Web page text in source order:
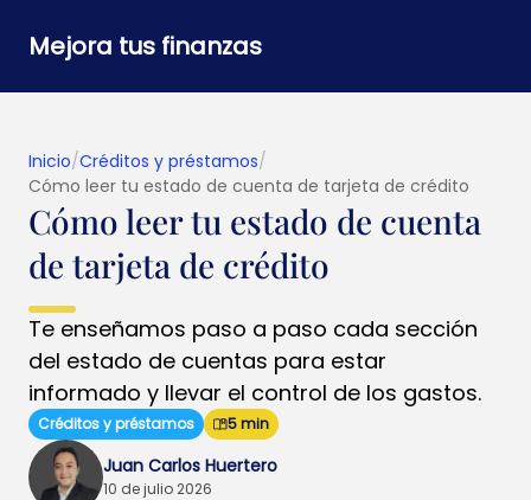
Mejora tus finanzas
Inicio/Créditos y préstamos/
Cómo leer tu estado de cuenta de tarjeta de crédito
Cómo leer tu estado de cuenta
de tarjeta de crédito
Te enseñamos paso a paso cada sección
del estado de cuentas para estar
informado y llevar el control de los gastos.
Créditos y préstamos 5 min
Juan Carlos Huertero
10 de julio 2026